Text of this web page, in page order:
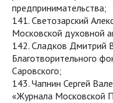
предпринимательства;
141. Светозарский
Московской духовной
142. Сладков Дмитрий
Благотворительного
Саровского;
143. Чапнин Сергей
«Журнала Московской